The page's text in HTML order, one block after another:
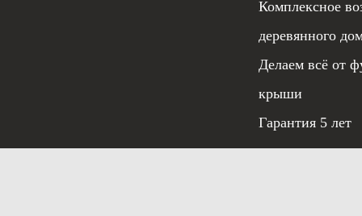
Комплексное
деревянного
Делаем всё от
крыши
Гарантия 5 лет